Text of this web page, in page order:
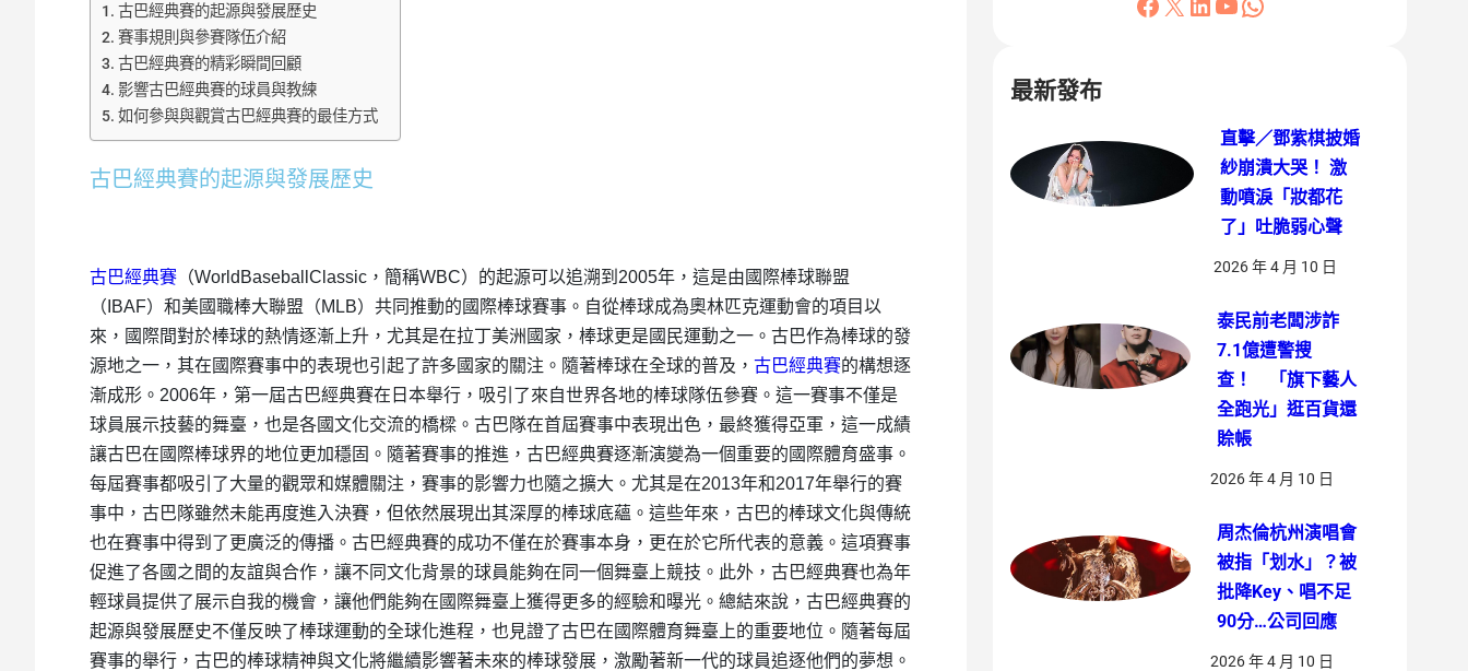
古巴經典賽的起源與發展歷史
賽事規則與參賽隊伍介紹
古巴經典賽的精彩瞬間回顧
影響古巴經典賽的球員與教練
如何參與與觀賞古巴經典賽的最佳方式
古巴經典賽的起源與發展歷史
古巴經典賽 （WorldBaseballClassic，簡稱WBC）的起源可以追溯到2005年，這是由國際棒球聯盟
（IBAF）和美國職棒大聯盟（MLB）共同推動的國際棒球賽事。自從棒球成為奧林匹克運動會的項目以
來，國際間對於棒球的熱情逐漸上升，尤其是在拉丁美洲國家，棒球更是國民運動之一。古巴作為棒球的發
源地之一，其在國際賽事中的表現也引起了許多國家的關注。隨著棒球在全球的普及， 古巴經典賽的構想逐
漸成形。2006年，第一屆古巴經典賽在日本舉行，吸引了來自世界各地的棒球隊伍參賽。這一賽事不僅是
球員展示技藝的舞臺，也是各國文化交流的橋樑。古巴隊在首屆賽事中表現出色，最終獲得亞軍，這一成績
讓古巴在國際棒球界的地位更加穩固。隨著賽事的推進，古巴經典賽逐漸演變為一個重要的國際體育盛事。
每屆賽事都吸引了大量的觀眾和媒體關注，賽事的影響力也隨之擴大。尤其是在2013年和2017年舉行的賽
事中，古巴隊雖然未能再度進入決賽，但依然展現出其深厚的棒球底蘊。這些年來，古巴的棒球文化與傳統
也在賽事中得到了更廣泛的傳播。古巴經典賽的成功不僅在於賽事本身，更在於它所代表的意義。這項賽事
促進了各國之間的友誼與合作，讓不同文化背景的球員能夠在同一個舞臺上競技。此外，古巴經典賽也為年
輕球員提供了展示自我的機會，讓他們能夠在國際舞臺上獲得更多的經驗和曝光。總結來說，古巴經典賽的
起源與發展歷史不僅反映了棒球運動的全球化進程，也見證了古巴在國際體育舞臺上的重要地位。隨著每屆
賽事的舉行，古巴的棒球精神與文化將繼續影響著未來的棒球發展，激勵著新一代的球員追逐他們的夢想。
最新發布
直擊／鄧紫棋披婚
紗崩潰大哭！ 激
動噴淚「妝都花
了」吐脆弱心聲
2026 年 4 月 10 日
泰民前老闆涉詐
7.1億遭警搜
查！ 「旗下藝人
全跑光」逛百貨還
賒帳
2026 年 4 月 10 日
周杰倫杭州演唱會
被指「划水」？被
批降Key、唱不足
90分…公司回應
2026 年 4 月 10 日